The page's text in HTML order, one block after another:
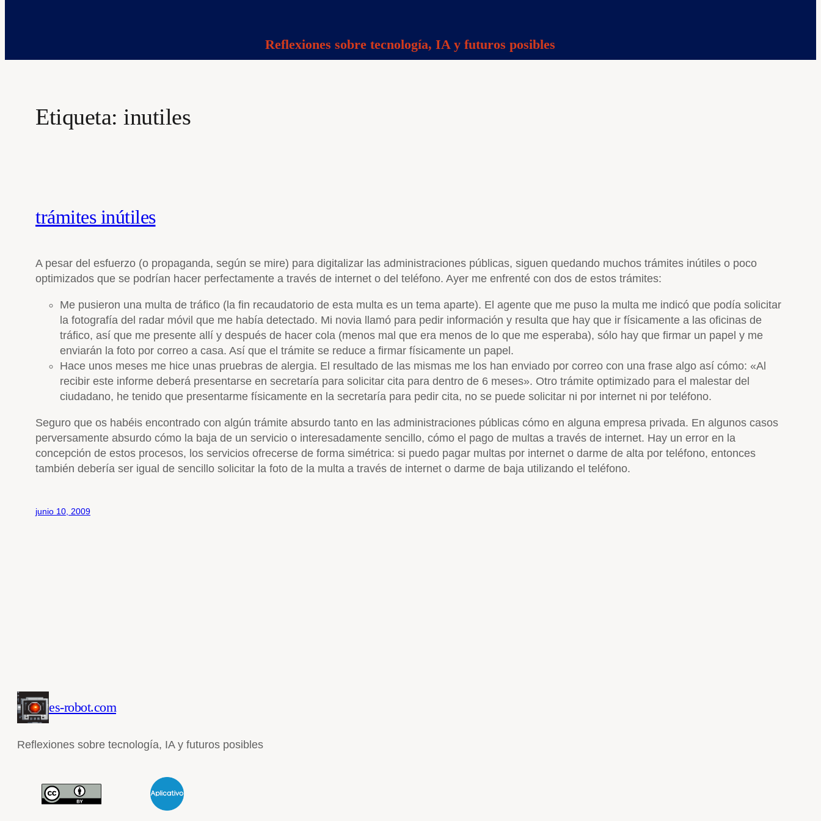
Reflexiones sobre tecnología, IA y futuros posibles
Etiqueta: inutiles
trámites inútiles
A pesar del esfuerzo (o propaganda, según se mire) para digitalizar las administraciones públicas, siguen quedando muchos trámites inútiles o poco
optimizados que se podrían hacer perfectamente a través de internet o del teléfono. Ayer me enfrenté con dos de estos trámites:
Me pusieron una multa de tráfico (la fin recaudatorio de esta multa es un tema aparte). El agente que me puso la multa me indicó que podía solicitar
la fotografía del radar móvil que me había detectado. Mi novia llamó para pedir información y resulta que hay que ir físicamente a las oficinas de
tráfico, así que me presente allí y después de hacer cola (menos mal que era menos de lo que me esperaba), sólo hay que firmar un papel y me
enviarán la foto por correo a casa. Así que el trámite se reduce a firmar físicamente un papel.
Hace unos meses me hice unas pruebras de alergia. El resultado de las mismas me los han enviado por correo con una frase algo así cómo: «Al
recibir este informe deberá presentarse en secretaría para solicitar cita para dentro de 6 meses». Otro trámite optimizado para el malestar del
ciudadano, he tenido que presentarme físicamente en la secretaría para pedir cita, no se puede solicitar ni por internet ni por teléfono.
Seguro que os habéis encontrado con algún trámite absurdo tanto en las administraciones públicas cómo en alguna empresa privada. En algunos casos
perversamente absurdo cómo la baja de un servicio o interesadamente sencillo, cómo el pago de multas a través de internet. Hay un error en la
concepción de estos procesos, los servicios ofrecerse de forma simétrica: si puedo pagar multas por internet o darme de alta por teléfono, entonces
también debería ser igual de sencillo solicitar la foto de la multa a través de internet o darme de baja utilizando el teléfono.
junio 10, 2009
es-robot.com
Reflexiones sobre tecnología, IA y futuros posibles